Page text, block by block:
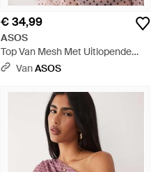
€ 34,99
ASOS
Top Van Mesh Met Uitlopende
Mouwen, Knoopsluiting En
Ord Set - Roze
VanASOS